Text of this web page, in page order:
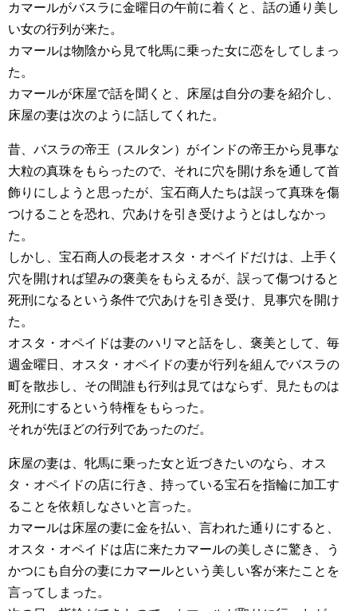
カマールがバスラに金曜日の午前に着くと、話の通り美し
い女の行列が来た。
カマールは物陰から見て牝馬に乗った女に恋をしてしまっ
た。
カマールが床屋で話を聞くと、床屋は自分の妻を紹介し、
床屋の妻は次のように話してくれた。
昔、バスラの帝王（スルタン）がインドの帝王から見事な
大粒の真珠をもらったので、それに穴を開け糸を通して首
飾りにしようと思ったが、宝石商人たちは誤って真珠を傷
つけることを恐れ、穴あけを引き受けようとはしなかっ
た。
しかし、宝石商人の長老オスタ・オペイドだけは、上手く
穴を開ければ望みの褒美をもらえるが、誤って傷つけると
死刑になるという条件で穴あけを引き受け、見事穴を開け
た。
オスタ・オペイドは妻のハリマと話をし、褒美として、毎
週金曜日、オスタ・オペイドの妻が行列を組んでバスラの
町を散歩し、その間誰も行列は見てはならず、見たものは
死刑にするという特権をもらった。
それが先ほどの行列であったのだ。
床屋の妻は、牝馬に乗った女と近づきたいのなら、オス
タ・オペイドの店に行き、持っている宝石を指輪に加工す
ることを依頼しなさいと言った。
カマールは床屋の妻に金を払い、言われた通りにすると、
オスタ・オペイドは店に来たカマールの美しさに驚き、う
かつにも自分の妻にカマールという美しい客が来たことを
言ってしまった。